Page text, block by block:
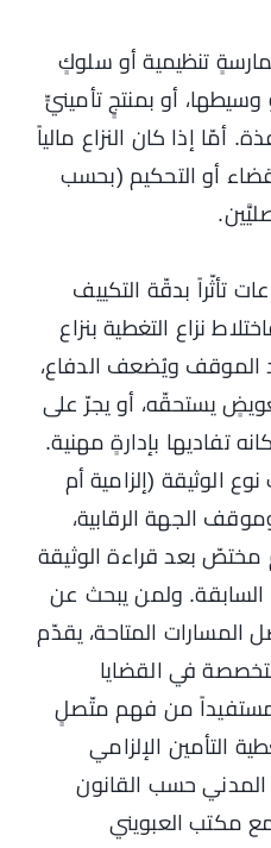
تنظيمية أو سلوكٍ
أو بمنتجٍ تأمينيٍّ
أمّا إذا كان النزاع مالياً
أو التحكيم (بحسب
تأثّراً بدقّة التكييف
نزاع التغطية بنزاع
الموقف ويُضعف الدفاع،
يستحقّه، أو يجرّ على
تفاديها بإدارةٍ مهنية.
الوثيقة (إلزامية أم
الجهة الرقابية،
بعد قراءة الوثيقة
ولمن يبحث عن
المسارات المتاحة، يقدّم
في القضايا
من فهم متّصلٍ
التأمين الإلزامي
المدني حسب القانون
مكتب العبويني